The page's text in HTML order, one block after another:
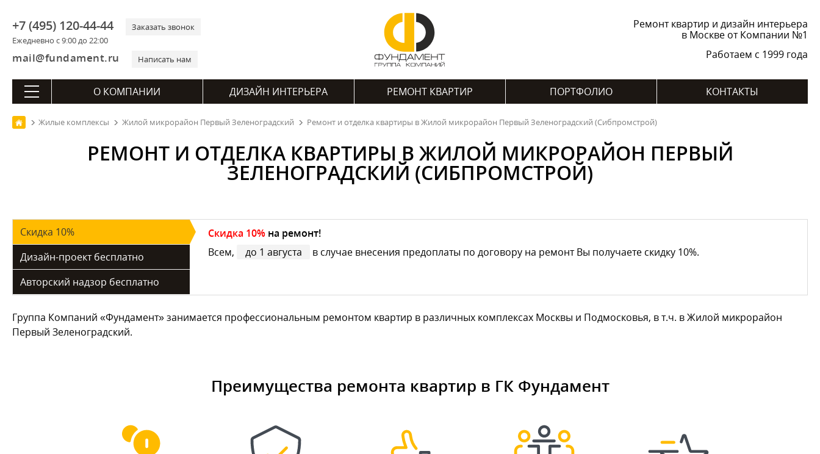
+7 (495) 120-44-44
Ежедневно с 9:00 до 22:00
Заказать звонок
mail@fundament.ru Написать нам
Ремонт квартир и дизайн интерьера
в Москве от Компании №1
Работаем с 1999 года
О КОМПАНИИ ДИЗАЙН ИНТЕРЬЕРА РЕМОНТ КВАРТИР ПОРТФОЛИО КОНТАКТЫ
Жилые комплексы Жилой микрорайон Первый Зеленоградский Ремонт и отделка квартиры в Жилой микрорайон Первый Зеленоградский (Сибпромстрой)
РЕМОНТ И ОТДЕЛКА КВАРТИРЫ В ЖИЛОЙ МИКРОРАЙОН ПЕРВЫЙ
ЗЕЛЕНОГРАДСКИЙ (СИБПРОМСТРОЙ)
Скидка 10%
Дизайн-проект бесплатно
Авторский надзор бесплатно
Скидка 10% на ремонт!
Всем,
до 1 августа в случае внесения предоплаты по договору на ремонт Вы получаете скидку 10%.
Группа Компаний «Фундамент» занимается профессиональным ремонтом квартир в различных комплексах Москвы и Подмосковья, в т.ч. в Жилой микрорайон
Первый Зеленоградский.
Преимущества ремонта квартир в ГК Фундамент